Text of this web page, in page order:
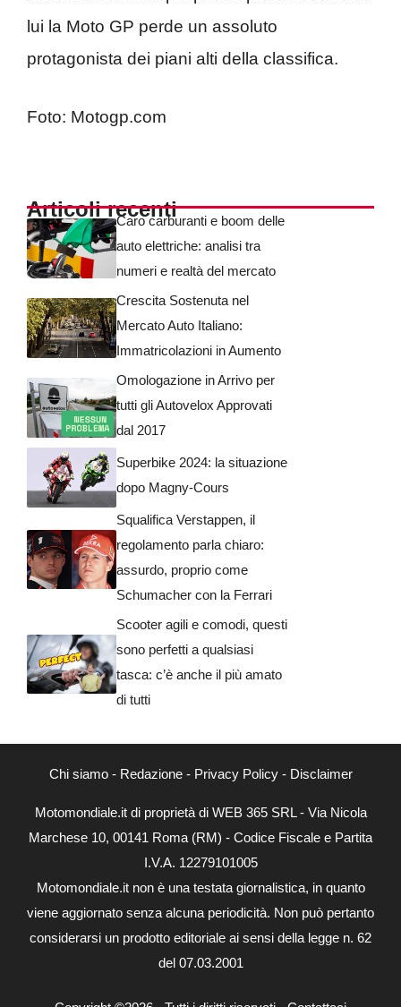
lui la Moto GP perde un assoluto
protagonista dei piani alti della classifica.
Foto: Motogp.com
Articoli recentiCaro carburanti e boom delle
auto elettriche: analisi tra
numeri e realtà del mercato
Crescita Sostenuta nel
Mercato Auto Italiano:
Immatricolazioni in Aumento
Omologazione in Arrivo per
tutti gli Autovelox Approvati
dal 2017
Superbike 2024: la situazione
dopo Magny-Cours
Squalifica Verstappen, il
regolamento parla chiaro:
assurdo, proprio come
Schumacher con la Ferrari
Scooter agili e comodi, questi
sono perfetti a qualsiasi
tasca: c’è anche il più amato
di tutti
Chi siamo- Redazione- Privacy Policy- Disclaimer
Motomondiale.it di proprietà di WEB 365 SRL - Via Nicola
Marchese 10, 00141 Roma (RM) - Codice Fiscale e Partita
I.V.A. 12279101005
Motomondiale.it non è una testata giornalistica, in quanto
viene aggiornato senza alcuna periodicità. Non può pertanto
considerarsi un prodotto editoriale ai sensi della legge n. 62
del 07.03.2001